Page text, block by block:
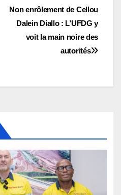
Non enrôlement de Cellou
Dalein Diallo : L’UFDG y
voit la main noire des
autorités